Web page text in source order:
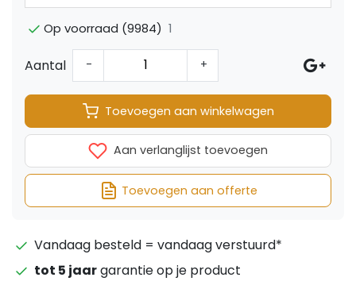
Op voorraad (9984) 1
Aantal - +
Toevoegen aan winkelwagen
Aan verlanglijst toevoegen
Toevoegen aan offerte
Vandaag besteld = vandaag verstuurd*
tot 5 jaargarantie op je product